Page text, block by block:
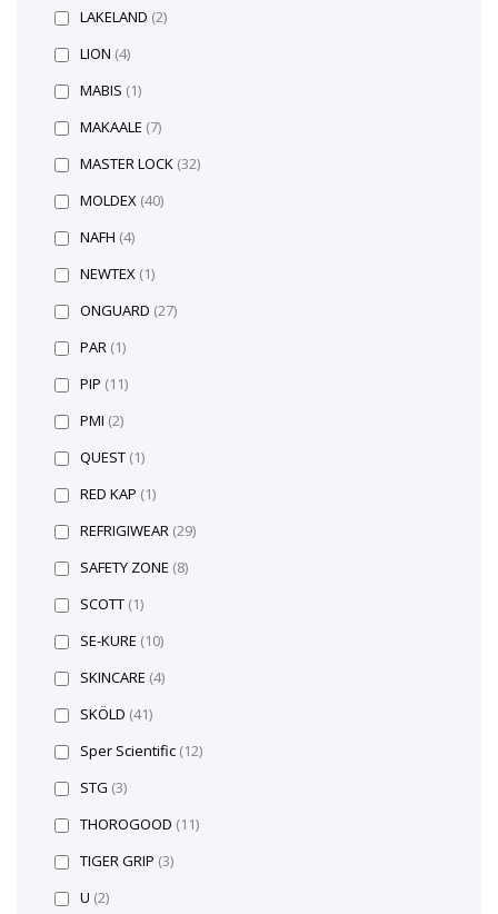
LAKELAND (2)
LION (4)
MABIS (1)
MAKAALE (7)
MASTER LOCK (32)
MOLDEX (40)
NAFH (4)
NEWTEX (1)
ONGUARD (27)
PAR (1)
PIP (11)
PMI (2)
QUEST (1)
RED KAP (1)
REFRIGIWEAR (29)
SAFETY ZONE (8)
SCOTT (1)
SE-KURE (10)
SKINCARE (4)
SKÖLD (41)
Sper Scientific (12)
STG (3)
THOROGOOD (11)
TIGER GRIP (3)
U (2)